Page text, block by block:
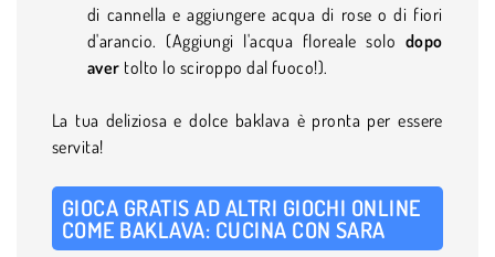
di cannella e aggiungere acqua di rose o di fiori
d'arancio. (Aggiungi l'acqua floreale solo dopo
aver tolto lo sciroppo dal fuoco!).
La tua deliziosa e dolce baklava è pronta per essere
servita!
GIOCA GRATIS AD ALTRI GIOCHI ONLINE
COME BAKLAVA: CUCINA CON SARA